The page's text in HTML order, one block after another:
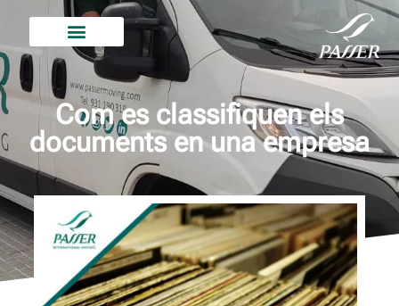
Com es classifiquen els
documents en una empresa